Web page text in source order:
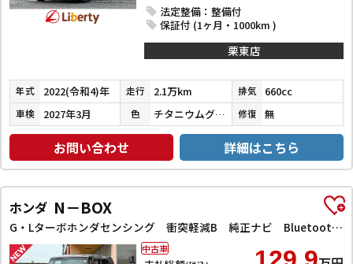
法定整備：整備付
保証付 (1ヶ月・1000km )
栗東店
年式 2022(令和4)年 走行 2.1万km 排気 660cc
車検 2027年3月 色 チタニウムグレーメタリック 修復 無
お問い合わせ 詳細はこちら
ホンダ N－BOX
G・Lターボホンダセンシング 衝突軽減B 純正ナビ Bluetooth対応 Bカメラ ビルドインETC 両側自動ドア LEDヘッドライト アダプティブクルーズコントロール スマートキー プッシュスタート 前席シートヒーター
中古車